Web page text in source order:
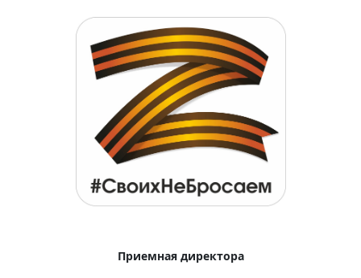
Приемная директора